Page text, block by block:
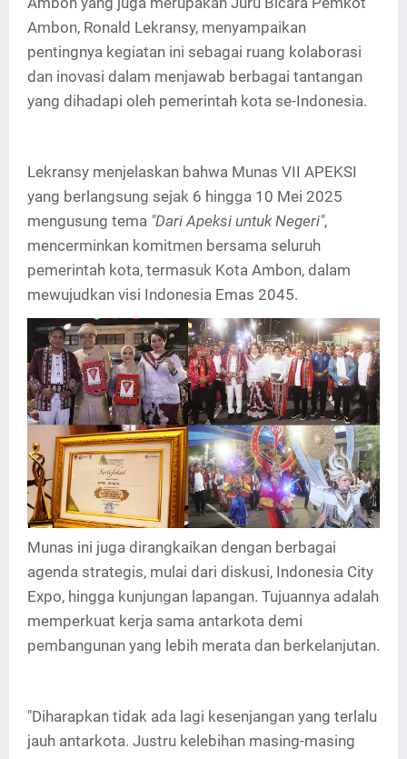
Ambon, Ronald Lekransy, menyampaikan
pentingnya kegiatan ini sebagai ruang kolaborasi
dan inovasi dalam menjawab berbagai tantangan
yang dihadapi oleh pemerintah kota se-Indonesia.
Lekransy menjelaskan bahwa Munas VII APEKSI
yang berlangsung sejak 6 hingga 10 Mei 2025
mengusung tema "Dari Apeksi untuk Negeri",
mencerminkan komitmen bersama seluruh
pemerintah kota, termasuk Kota Ambon, dalam
mewujudkan visi Indonesia Emas 2045.
Munas ini juga dirangkaikan dengan berbagai
agenda strategis, mulai dari diskusi, Indonesia City
Expo, hingga kunjungan lapangan. Tujuannya adalah
memperkuat kerja sama antarkota demi
pembangunan yang lebih merata dan berkelanjutan.
"Diharapkan tidak ada lagi kesenjangan yang terlalu
jauh antarkota. Justru kelebihan masing-masing